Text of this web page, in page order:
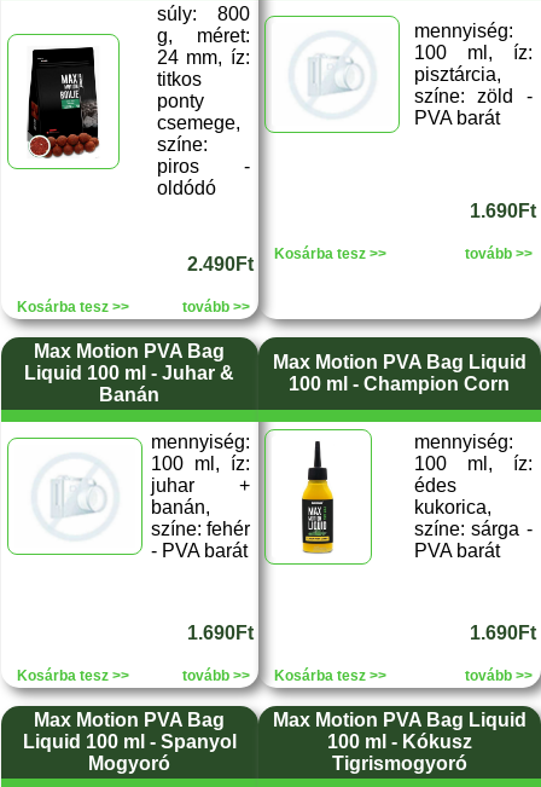
súly: 800
g, méret:
24 mm, íz:
titkos
ponty
csemege,
színe:
piros -
oldódó
2.490Ft
Kosárba tesz >> tovább >>
mennyiség:
100 ml, íz:
pisztárcia,
színe: zöld -
PVA barát
1.690Ft
Kosárba tesz >> tovább >>
Max Motion PVA Bag
Liquid 100 ml - Juhar &
Banán
mennyiség:
100 ml, íz:
juhar +
banán,
színe: fehér
- PVA barát
1.690Ft
Kosárba tesz >> tovább >>
Max Motion PVA Bag Liquid
100 ml - Champion Corn
mennyiség:
100 ml, íz:
édes
kukorica,
színe: sárga -
PVA barát
1.690Ft
Kosárba tesz >> tovább >>
Max Motion PVA Bag
Liquid 100 ml - Spanyol
Mogyoró
Max Motion PVA Bag Liquid
100 ml - Kókusz
Tigrismogyoró